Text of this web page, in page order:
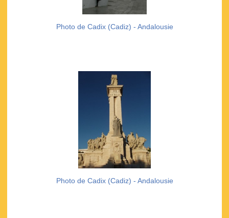
Photo de Cadix (Cadiz) - Andalousie
Photo de Cadix (Cadiz) - Andalousie